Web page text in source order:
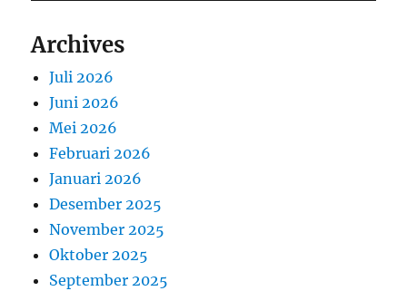
Archives
Juli 2026
Juni 2026
Mei 2026
Februari 2026
Januari 2026
Desember 2025
November 2025
Oktober 2025
September 2025